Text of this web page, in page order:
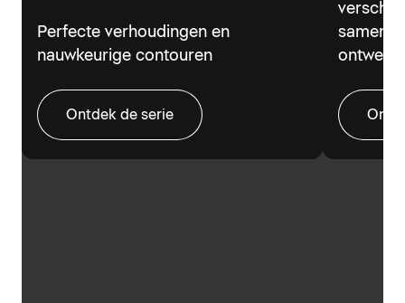
Perfecte verhoudingen en
nauwkeurige contouren
Ontdek de serie
samen
ontwerp